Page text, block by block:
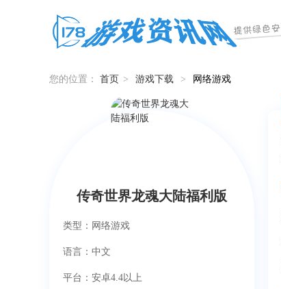
您的位置： 首页 > 游戏下载 > 网络游戏
类型：网络游戏
语言：中文
平台：安卓4.4以上
传奇世界龙魂大陆福利版